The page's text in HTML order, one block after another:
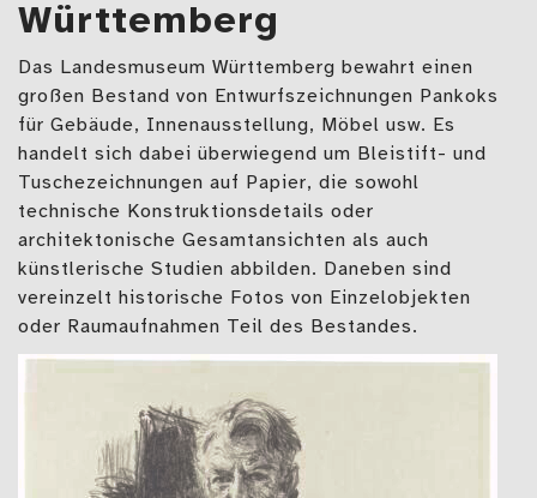
Württemberg
Das Landesmuseum Württemberg bewahrt einen
großen Bestand von Entwurfszeichnungen Pankoks
für Gebäude, Innenausstellung, Möbel usw. Es
handelt sich dabei überwiegend um Bleistift- und
Tuschezeichnungen auf Papier, die sowohl
technische Konstruktionsdetails oder
architektonische Gesamtansichten als auch
künstlerische Studien abbilden. Daneben sind
vereinzelt historische Fotos von Einzelobjekten
oder Raumaufnahmen Teil des Bestandes.